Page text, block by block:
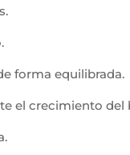
forma equilibrada.
el crecimiento del